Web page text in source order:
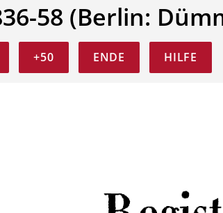
58 (Berlin:
+50 ENDE HILFE